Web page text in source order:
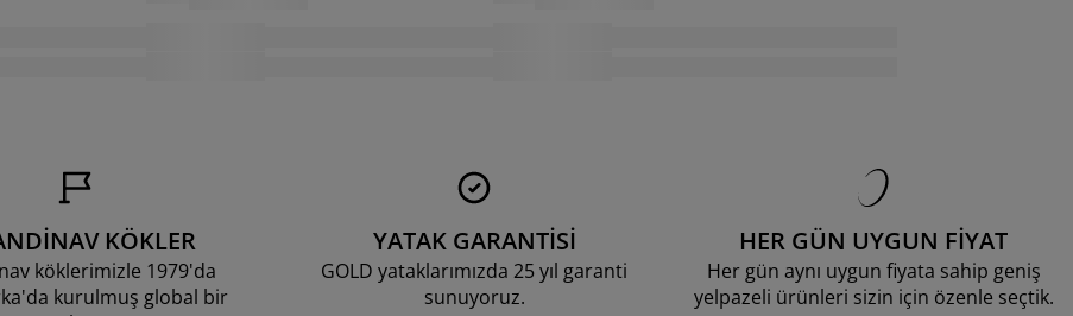
KÖKLER
köklerimizle 1979'da
kurulmuş global bir
YATAK GARANTİSİ
GOLD yataklarımızda 25 yıl garanti
sunuyoruz.
HER GÜN UYGUN FİYAT
Her gün aynı uygun fiyata sahip geniş
yelpazeli ürünleri sizin için özenle seçtik.